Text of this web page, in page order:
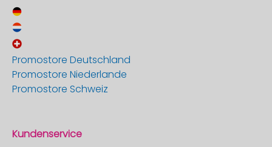
Promostore Deutschland
Promostore Niederlande
Promostore Schweiz
Kundenservice